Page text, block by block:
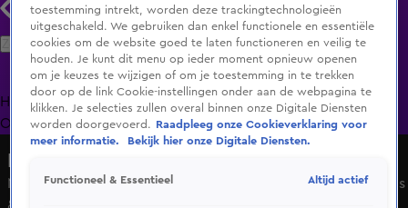
Zoeken
HomeUitzending Gemist Programma's De Bondgenoten
OranjezomerLivestreamsShop
Numidia doet haar nieuwe single Ik Bleef Geloven bij Evers
toestemming intrekt, worden deze trackingtechnologieën
uitgeschakeld. We gebruiken dan enkel functionele en essentiële
cookies om de website goed te laten functioneren en veilig te
houden. Je kunt dit menu op ieder moment opnieuw openen
om je keuzes te wijzigen of om je toestemming in te trekken
door op de link Cookie-instellingen onder aan de webpagina te
klikken. Je selecties zullen overal binnen onze Digitale Diensten
worden doorgevoerd.
Raadpleeg onze Cookieverklaring voor
meer informatie.
Bekijk hier onze Digitale Diensten.
Functioneel & Essentieel Altijd actief